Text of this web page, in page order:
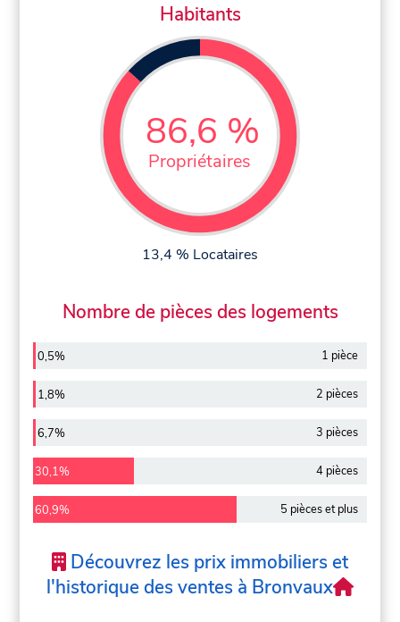
Habitants
86,6 %
Propriétaires
13,4 % Locataires
Nombre de pièces des logements
0,5% 1 pièce
1,8% 2 pièces
6,7% 3 pièces
30,1% 4 pièces
60,9% 5 pièces et plus
Découvrez les prix immobiliers et
l'historique des ventes à Bronvaux